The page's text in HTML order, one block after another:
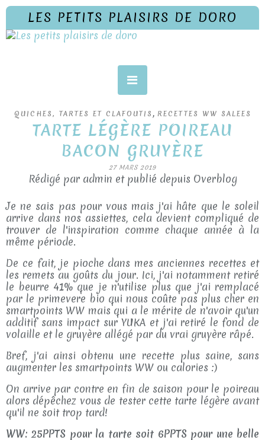
LES PETITS PLAISIRS DE DORO
QUICHES, TARTES ET CLAFOUTIS , RECETTES WW SALEES
TARTE LÉGÈRE POIREAU
BACON GRUYÈRE
27 MARS 2019
Rédigé par admin et publié depuis Overblog
Je ne sais pas pour vous mais j'ai hâte que le soleil
arrive dans nos assiettes, cela devient compliqué de
trouver de l'inspiration comme chaque année à la
même période.
De ce fait, je pioche dans mes anciennes recettes et
les remets au goûts du jour. Ici, j'ai notamment retiré
le beurre 41% que je n'utilise plus que j'ai remplacé
par le primevere bio qui nous coûte pas plus cher en
smartpoints WW mais qui a le mérite de n'avoir qu'un
additif sans impact sur YUKA et j'ai retiré le fond de
volaille et le gruyère allégé par du vrai gruyère râpé.
Bref, j'ai ainsi obtenu une recette plus saine, sans
augmenter les smartpoints WW ou calories :)
On arrive par contre en fin de saison pour le poireau
alors dépêchez vous de tester cette tarte légère avant
qu'il ne soit trop tard!
WW: 25PPTS pour la tarte soit 6PPTS pour une belle